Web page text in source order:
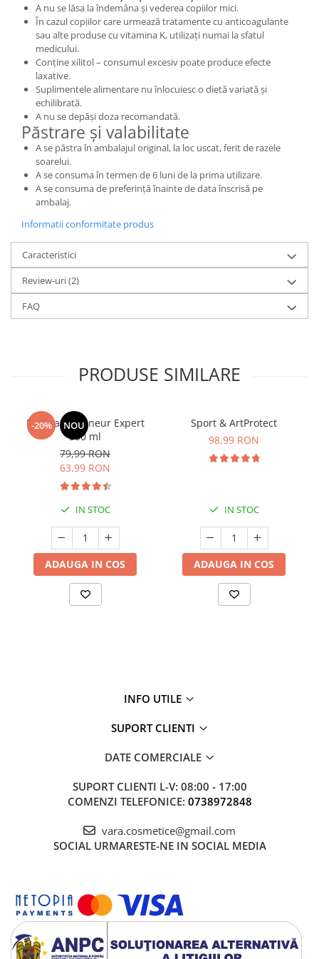
A nu se lăsa la îndemâna și vederea copiilor mici.
În cazul copiilor care urmează tratamente cu anticoagulante
sau alte produse cu vitamina K, utilizați numai la sfatul
medicului.
Conține xilitol – consumul excesiv poate produce efecte
laxative.
Suplimentele alimentare nu înlocuiesc o dietă variată și
echilibrată.
A nu se depăși doza recomandată.
Păstrare și valabilitate
A se păstra în ambalajul original, la loc uscat, ferit de razele
soarelui.
A se consuma în termen de 6 luni de la prima utilizare.
A se consuma de preferință înainte de data înscrisă pe
ambalaj.
Informatii conformitate produs
Caracteristici
Review-uri(2)
FAQ
PRODUSE SIMILARE
-20% NOU
Manhaē Draineur Expert
500 ml
79,99 RON
63,99 RON
IN STOC
ADAUGA IN COS
Sport & ArtProtect
98,99 RON
IN STOC
ADAUGA IN COS
INFO UTILE
SUPORT CLIENTI
DATE COMERCIALE
SUPORT CLIENTI L-V: 08:00 - 17:00
COMENZI TELEFONICE: 0738972848
vara.cosmetice@gmail.com
SOCIAL URMARESTE-NE IN SOCIAL MEDIA